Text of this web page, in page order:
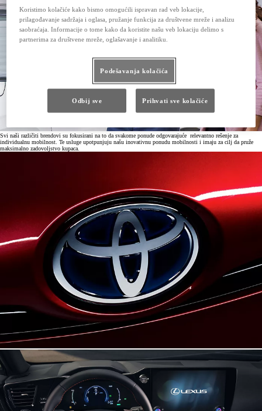
Svi naši različiti brendovi su fokusirani na to da svakome ponude odgovarajuće relevantno rešenje za
individualnu mobilnost. Te usluge upotpunjuju našu inovativnu ponudu mobilnosti i imaju za cilj da pruže
maksimalno zadovoljstvo kupaca.
Koristimo kolačiće kako bismo omogućili ispravan rad veb lokacije,
prilagođavanje sadržaja i oglasa, pružanje funkcija za društvene mreže i analizu
saobraćaja. Informacije o tome kako da koristite našu veb lokaciju delimo s
partnerima za društvene mreže, oglašavanje i analitiku.
Podešavanja kolačića
Odbij sve Prihvati sve kolačiće